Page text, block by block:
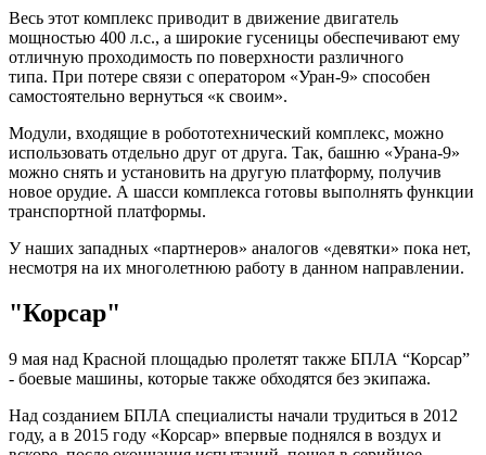
Весь этот комплекс приводит в движение двигатель
мощностью 400 л.с., а широкие гусеницы обеспечивают ему
отличную проходимость по поверхности различного
типа. При потере связи с оператором «Уран-9» способен
самостоятельно вернуться «к своим».
Модули, входящие в робототехнический комплекс, можно
использовать отдельно друг от друга. Так, башню «Урана-9»
можно снять и установить на другую платформу, получив
новое орудие. А шасси комплекса готовы выполнять функции
транспортной платформы.
У наших западных «партнеров» аналогов «девятки» пока нет,
несмотря на их многолетнюю работу в данном направлении.
"Корсар"
9 мая над Красной площадью пролетят также БПЛА “Корсар”
- боевые машины, которые также обходятся без экипажа.
Над созданием БПЛА специалисты начали трудиться в 2012
году, а в 2015 году «Корсар» впервые поднялся в воздух и